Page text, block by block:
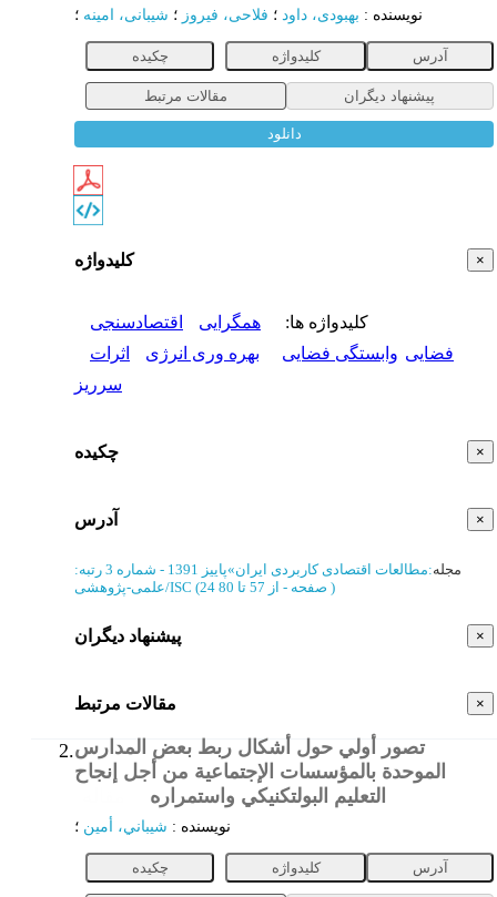
نویسنده : بهبودی، داود ؛ فلاحی، فیروز ؛ شیبانی، امینه ؛
چکیده کلیدواژه آدرس
مقالات مرتبط پیشنهاد دیگران
دانلود
× کلیدواژه
کلیدواژه ها: همگرایی
اقتصادسنجی
فضایی وابستگی فضایی بهره وری انرژی
اثرات
سرریز
× چکیده
× آدرس
مجله:مطالعات اقتصادی کاربردی ایران»پاییز 1391 - شماره 3
رتبه:
علمی-پژوهشی/ISC
(‎24 صفحه - )
× پیشنهاد دیگران
× مقالات مرتبط
2.تصور أولي حول أشكال ربط بعض المدارس
الموحدة بالمؤسسات الإجتماعية من أجل إنجاح
التعليم البولتكنيكي واستمراره
نویسنده : شيباني، أمين ؛
چکیده کلیدواژه آدرس